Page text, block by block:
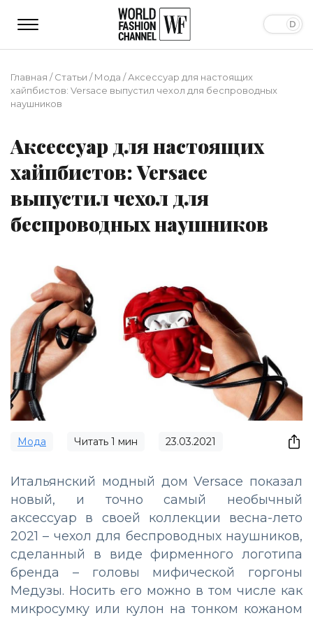
Главная /Статьи /Мода /Аксессуар для настоящих
хайпбистов: Versace выпустил чехол для беспроводных
наушников
Аксессуар для настоящих
хайпбистов: Versace
выпустил чехол для
беспроводных наушников
Мода Читать 1 мин 23.03.2021
Итальянский модный дом Versace показал
новый, и точно самый необычный
аксессуар в своей коллекции весна-лето
2021 – чехол для беспроводных наушников,
сделанный в виде фирменного логотипа
бренда – головы мифической горгоны
Медузы. Носить его можно в том числе как
микросумку или кулон на тонком кожаном